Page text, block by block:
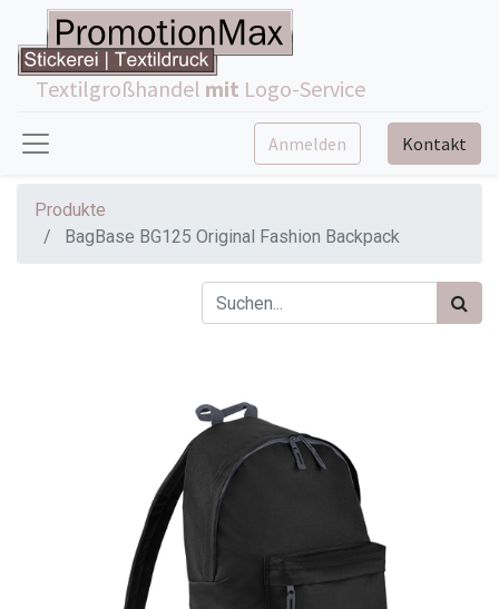
Textilgroßhandel mit Logo-Service
Anmelden Kontakt
Produkte
BagBase BG125 Original Fashion Backpack